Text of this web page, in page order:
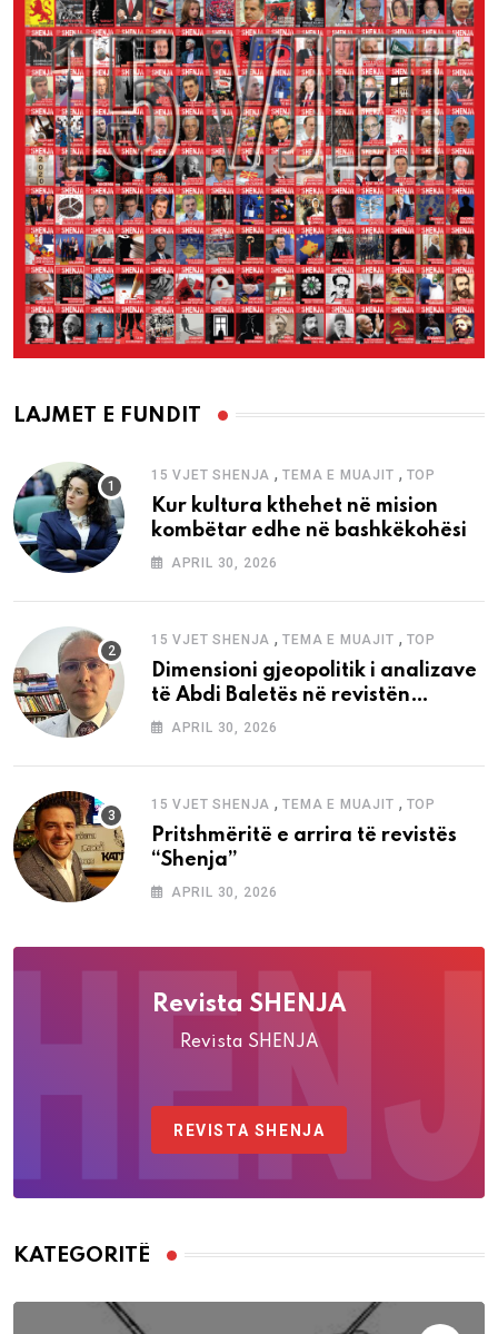
LAJMET E FUNDIT
15 VJET SHENJA ,TEMA E MUAJIT , TOP
Kur kultura kthehet në mision
kombëtar edhe në bashkëkohësi
APRIL 30, 2026
15 VJET SHENJA ,TEMA E MUAJIT , TOP
Dimensioni gjeopolitik i analizave
të Abdi Baletës në revistën
“Shenja”
APRIL 30, 2026
15 VJET SHENJA ,TEMA E MUAJIT , TOP
Pritshmëritë e arrira të revistës
“Shenja”
APRIL 30, 2026
Revista SHENJA
Revista SHENJA
REVISTA SHENJA
KATEGORITË